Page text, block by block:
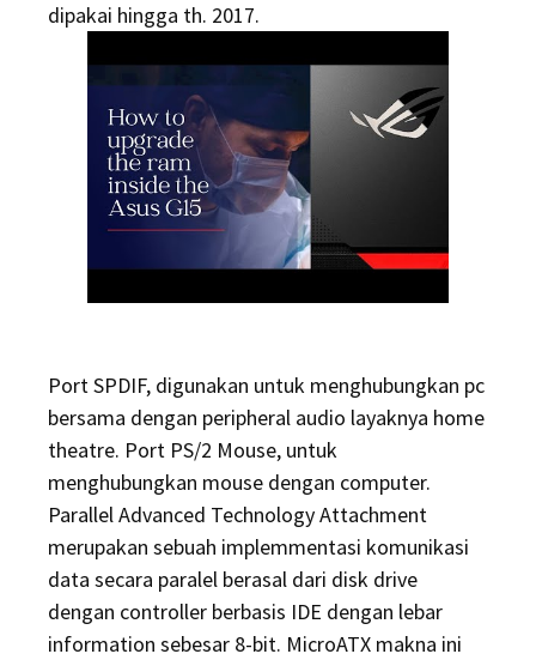
dipakai hingga th. 2017.
Port SPDIF, digunakan untuk menghubungkan pc
bersama dengan peripheral audio layaknya home
theatre. Port PS/2 Mouse, untuk
menghubungkan mouse dengan computer.
Parallel Advanced Technology Attachment
merupakan sebuah implemmentasi komunikasi
data secara paralel berasal dari disk drive
dengan controller berbasis IDE dengan lebar
information sebesar 8-bit. MicroATX makna ini